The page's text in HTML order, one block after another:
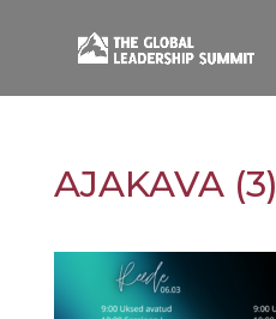
AJAKAVA (3)